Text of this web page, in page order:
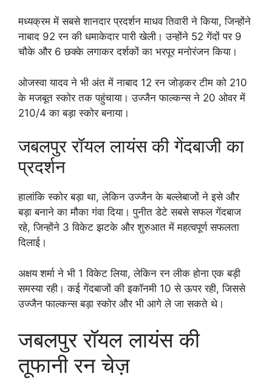
मध्यक्रम में सबसे शानदार प्रदर्शन माधव तिवारी ने किया, जिन्होंने
नाबाद 92 रन की धमाकेदार पारी खेली। उन्होंने 52 गेंदों पर 9
चौके और 6 छक्के लगाकर दर्शकों का भरपूर मनोरंजन किया।
ओजस्वा यादव ने भी अंत में नाबाद 12 रन जोड़कर टीम को 210
के मजबूत स्कोर तक पहुंचाया। उज्जैन फाल्कन्स ने 20 ओवर में
210/4 का बड़ा स्कोर बनाया।
जबलपुर रॉयल लायंस की गेंदबाजी का
प्रदर्शन
हालांकि स्कोर बड़ा था, लेकिन उज्जैन के बल्लेबाजों ने इसे और
बड़ा बनाने का मौका गंवा दिया। पुनीत डेटे सबसे सफल गेंदबाज
रहे, जिन्होंने 3 विकेट झटके और शुरुआत में महत्वपूर्ण सफलता
दिलाई।
अक्षय शर्मा ने भी 1 विकेट लिया, लेकिन रन लीक होना एक बड़ी
समस्या रही। कई गेंदबाजों की इकॉनमी 10 से ऊपर रही, जिससे
उज्जैन फाल्कन्स बड़ा स्कोर और भी आगे ले जा सकते थे।
जबलपुर रॉयल लायंस की
तूफानी रन चेज़